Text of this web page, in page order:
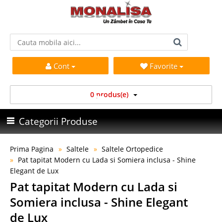
Cont Favorite
0 produs(e)
Categorii Produse
Prima Pagina Saltele
Saltele Ortopedice
Pat tapitat Modern cu Lada si Somiera inclusa - Shine
Elegant de Lux
Pat tapitat Modern cu Lada si
Somiera inclusa - Shine Elegant
de Lux